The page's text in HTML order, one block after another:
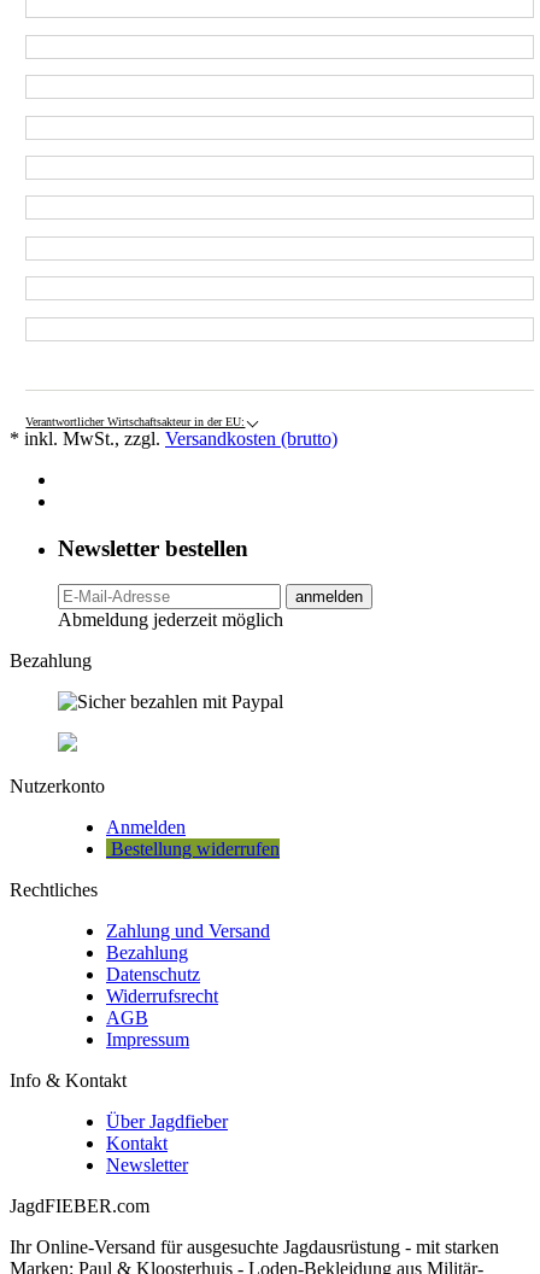
Verantwortlicher Wirtschaftsakteur in der EU:
* inkl. MwSt., zzgl. Versandkosten (brutto)
Newsletter bestellen
anmelden
Abmeldung jederzeit möglich
Bezahlung
Nutzerkonto
Anmelden
Bestellung widerrufen
Rechtliches
Zahlung und Versand
Bezahlung
Datenschutz
Widerrufsrecht
AGB
Impressum
Info & Kontakt
Über Jagdfieber
Kontakt
Newsletter
JagdFIEBER.com
Ihr Online-Versand für ausgesuchte Jagdausrüstung - mit starken
Marken: Paul & Kloosterhuis - Loden-Bekleidung aus Militär-